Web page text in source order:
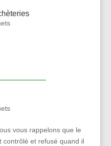
vous rappelons que le
contrôlé et refusé quand il